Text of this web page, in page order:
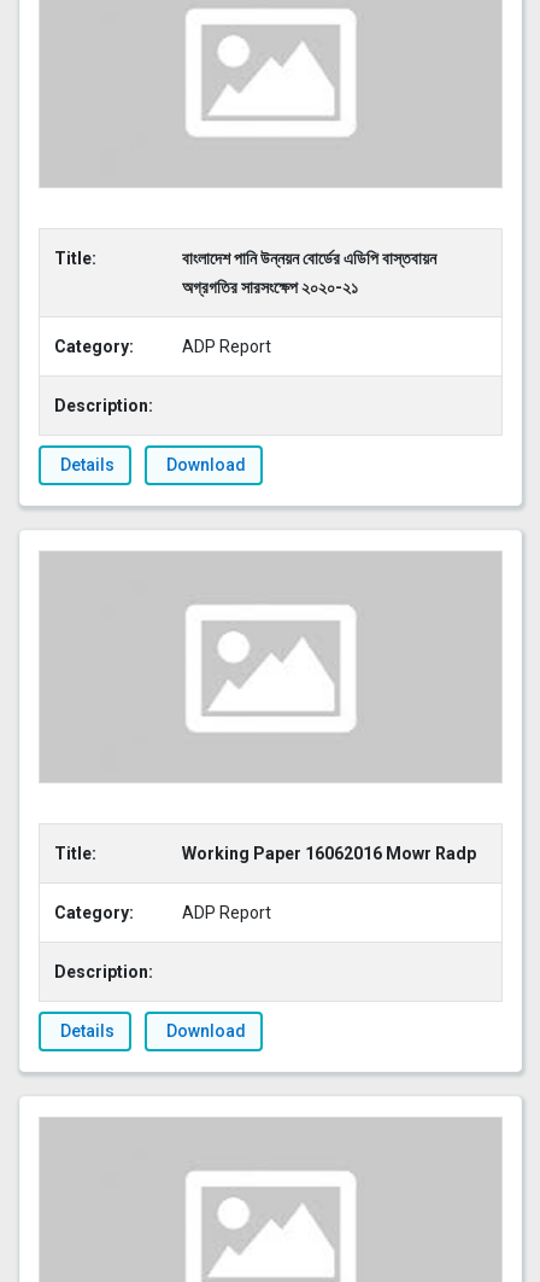
Title:
বাংলাদেশ পানি উন্নয়ন বোর্ডের এডিপি বাস্তবায়ন
অগ্রগতির সারসংক্ষেপ ২০২০-২১
Category: ADP Report
Description:
Details Download
Title: Working Paper 16062016 Mowr Radp
Category: ADP Report
Description:
Details Download